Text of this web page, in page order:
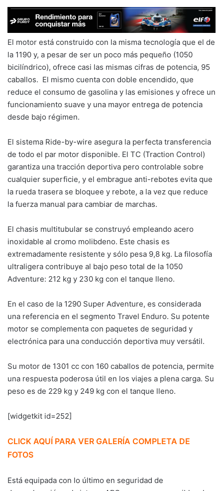
El motor está construido con la misma tecnología que el de
la 1190 y, a pesar de ser un poco más pequeño (1050
bicilíndrico), ofrece casi las mismas cifras de potencia, 95
caballos. El mismo cuenta con doble encendido, que
reduce el consumo de gasolina y las emisiones y ofrece un
funcionamiento suave y una mayor entrega de potencia
desde bajo régimen.
El sistema Ride-by-wire asegura la perfecta transferencia
de todo el par motor disponible. El TC (Traction Control)
garantiza una tracción deportiva pero controlable sobre
cualquier superficie, y el embrague anti-rebotes evita que
la rueda trasera se bloquee y rebote, a la vez que reduce
la fuerza manual para cambiar de marchas.
El chasis multitubular se construyó empleando acero
inoxidable al cromo molibdeno. Este chasis es
extremadamente resistente y sólo pesa 9,8 kg. La filosofía
ultraligera contribuye al bajo peso total de la 1050
Adventure: 212 kg y 230 kg con el tanque lleno.
En el caso de la 1290 Super Adventure, es considerada
una referencia en el segmento Travel Enduro. Su potente
motor se complementa con paquetes de seguridad y
electrónica para una conducción deportiva muy versátil.
Su motor de 1301 cc con 160 caballos de potencia, permite
una respuesta poderosa útil en los viajes a plena carga. Su
peso es de 229 kg y 249 kg con el tanque lleno.
[widgetkit id=252]
CLICK AQUÍ PARA VER GALERÍA COMPLETA DE
FOTOS
Está equipada con lo último en seguridad de